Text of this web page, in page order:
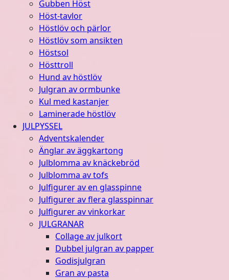
Gubben Höst
Höst-tavlor
Höstlöv och pärlor
Höstlöv som ansikten
Höstsol
Hösttroll
Hund av höstlöv
Julgran av ormbunke
Kul med kastanjer
Laminerade höstlöv
JULPYSSEL
Adventskalender
Änglar av äggkartong
Julblomma av knäckebröd
Julblomma av tofs
Julfigurer av en glasspinne
Julfigurer av flera glasspinnar
Julfigurer av vinkorkar
JULGRANAR
Collage av julkort
Dubbel julgran av papper
Godisjulgran
Gran av pasta